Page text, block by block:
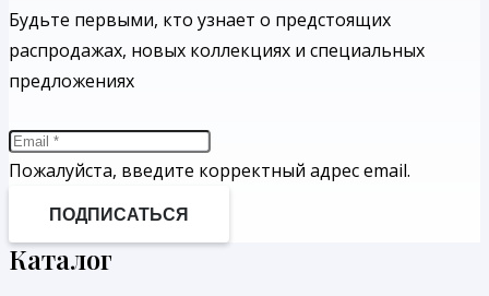
Будьте первыми, кто узнает о предстоящих
распродажах, новых коллекциях и специальных
предложениях
Пожалуйста, введите корректный адрес email.
ПОДПИСАТЬСЯ
Каталог